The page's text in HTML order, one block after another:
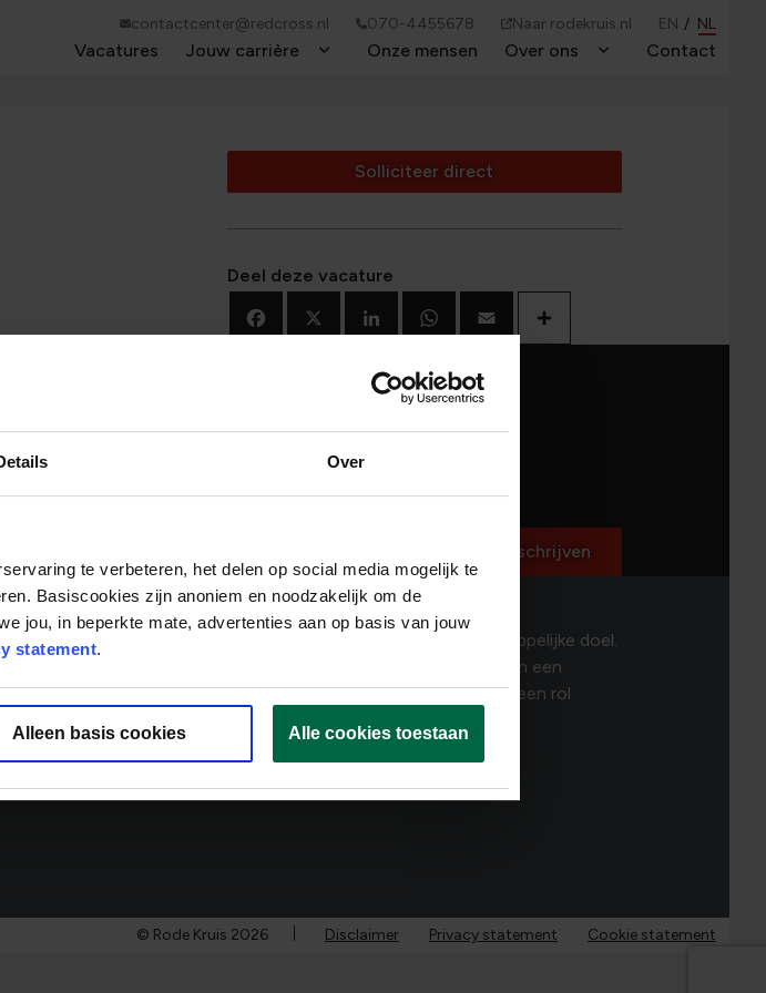
Over
te verbeteren, het delen op social media mogelijk te
Basiscookies zijn anoniem en noodzakelijk om de
jou, in beperkte mate, advertenties aan op basis van jouw
statement.
Alleen basis cookies Alle cookies toestaan
Vacatures Jouw carrière Toggle DropdownOnze mensen Over ons Toggle Dropdown
Contact
contactcenter@redcross.nl 070-4455678 Naar rodekruis.nl EN NL
Solliciteer direct
Deel deze vacature
WhatsApp
Email
wij een nieuwe
Inschrijven
helpen’ is de drijfveer van onze talenten. Dat is ons maatschappelijke doel.
te brengen met het talent van mensen zoals jij, bouwen we aan een
betrokkenheid. Zit helpen in jouw DNA? Dan is er ongetwijfeld een rol
© Rode Kruis 2026 Disclaimer Privacy statement Cookie statement